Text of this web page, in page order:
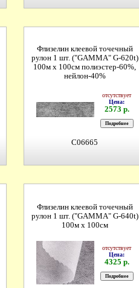
Флизелин клеевой точечный
рулон 1 шт. ("GAMMA" G-620t)
100м х 100см полиэстер-60%,
нейлон-40%
отсутствует
Цена:
2573 р.
C06665
Флизелин клеевой точечный
рулон 1 шт. ("GAMMA" G-640t)
100м х 100см
отсутствует
Цена:
4325 р.